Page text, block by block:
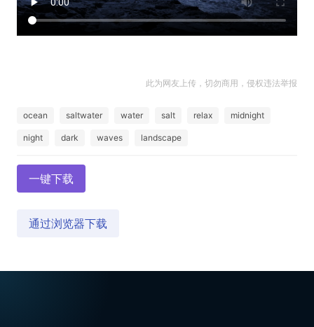
此为网友上传，切勿商用，侵权违法举报
ocean saltwater water salt relax midnight
night dark waves landscape
一键下载
通过浏览器下载